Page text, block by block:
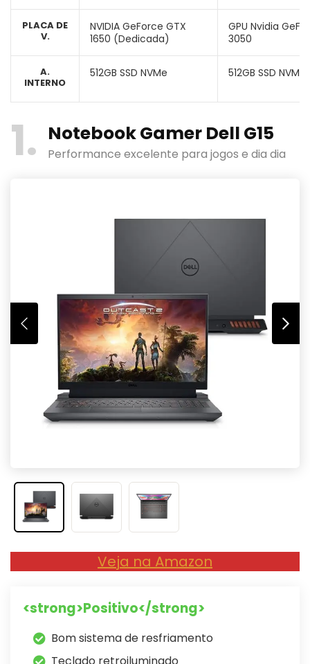
PLACA DE
V.
A.
INTERNO
NVIDIA GeForce GTX
1650 (Dedicada)
512GB SSD NVMe
GPU Nvidia
3050
512GB SSD NVMe
1 Notebook Gamer Dell G15
Performance excelente para jogos e dia dia
Veja na Amazon
<strong>Positivo</strong>
Bom sistema de resfriamento
Teclado retroiluminado